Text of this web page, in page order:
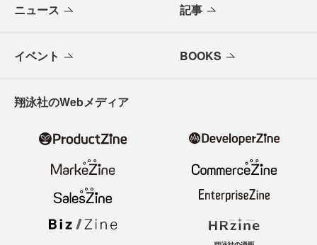
ニュース 記事
イベント BOOKS
翔泳社のWebメディア